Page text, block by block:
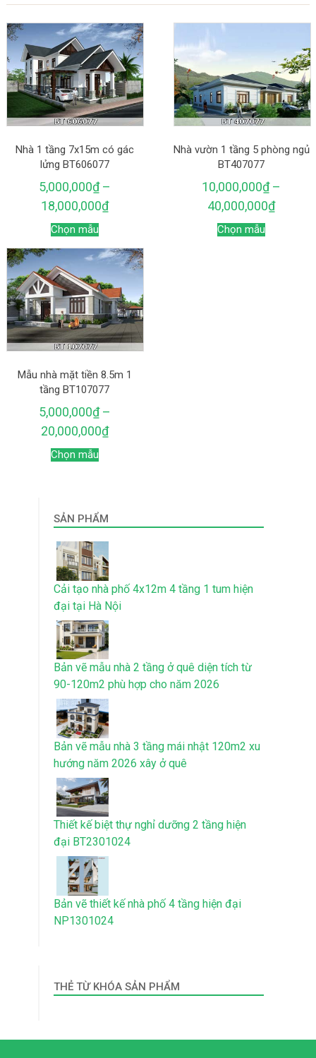
Nhà 1 tầng 7x15m có gác
lửng BT606077
5,000,000₫ –
18,000,000₫
Chọn mẫu
Nhà vườn 1 tầng 5 phòng ngủ
BT407077
10,000,000₫ –
40,000,000₫
Chọn mẫu
Mẫu nhà mặt tiền 8.5m 1
tầng BT107077
5,000,000₫ –
20,000,000₫
Chọn mẫu
SẢN PHẨM
Cải tạo nhà phố 4x12m 4 tầng 1 tum hiện
đại tại Hà Nội
Bản vẽ mẫu nhà 2 tầng ở quê diện tích từ
90-120m2 phù hợp cho năm 2026
Bản vẽ mẫu nhà 3 tầng mái nhật 120m2 xu
hướng năm 2026 xây ở quê
Thiết kế biệt thự nghỉ dưỡng 2 tầng hiện
đại BT2301024
Bản vẽ thiết kế nhà phố 4 tầng hiện đại
NP1301024
THẺ TỪ KHÓA SẢN PHẨM